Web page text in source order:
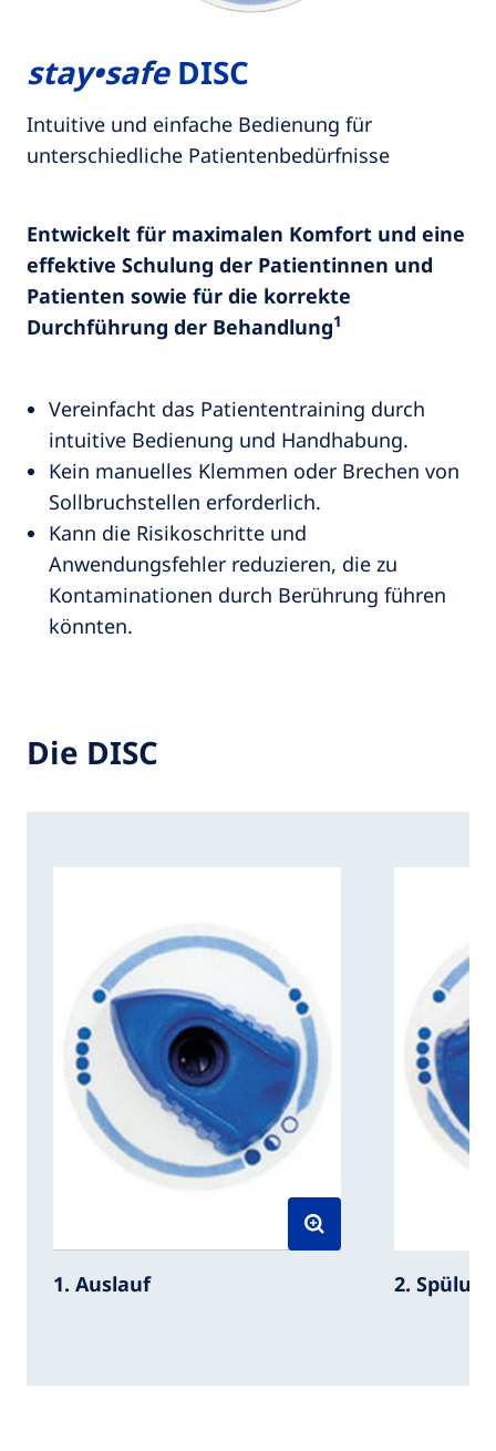
stay•safeDISC
Intuitive und einfache Bedienung für
unterschiedliche Patientenbedürfnisse
Entwickelt für maximalen Komfort und eine
effektive Schulung der Patientinnen und
Patienten sowie für die korrekte
Durchführung der Behandlung1
Vereinfacht das Patiententraining durch
intuitive Bedienung und Handhabung.
Kein manuelles Klemmen oder Brechen von
Sollbruchstellen erforderlich.
Kann die Risikoschritte und
Anwendungsfehler reduzieren, die zu
Kontaminationen durch Berührung führen
könnten.
Die DISC
1. Auslauf 2. Spülung